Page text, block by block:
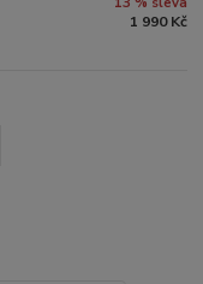
1 990 Kč